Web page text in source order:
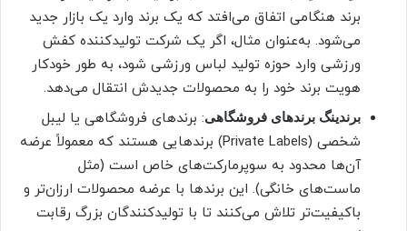
برند هنگامی اتفاق می‌افتد که یک برند وارد یک بازار جدید
می‌شود. به‌عنوان مثال، اگر یک شرکت تولیدکننده کفش
ورزشی وارد حوزه تولید لباس ورزشی شود، به طور خودکار
هویت برند خود را به محصولات جدیدش انتقال می‌دهد.
برندینگ برندهای فروشگاهی: برندهای فروشگاهی یا لیبل
شخصی (Private Labels) برندهایی هستند که معمولاً عرضه
آن‌ها محدود به سوپرمارکت‌های خاص است (مثل
ماست‌های خانگی). این برندها با عرضه محصولات ارزان‌تر و
باکیفیت‌تر تلاش می‌کنند تا با تولیدکنندگان بزرگ رقابت